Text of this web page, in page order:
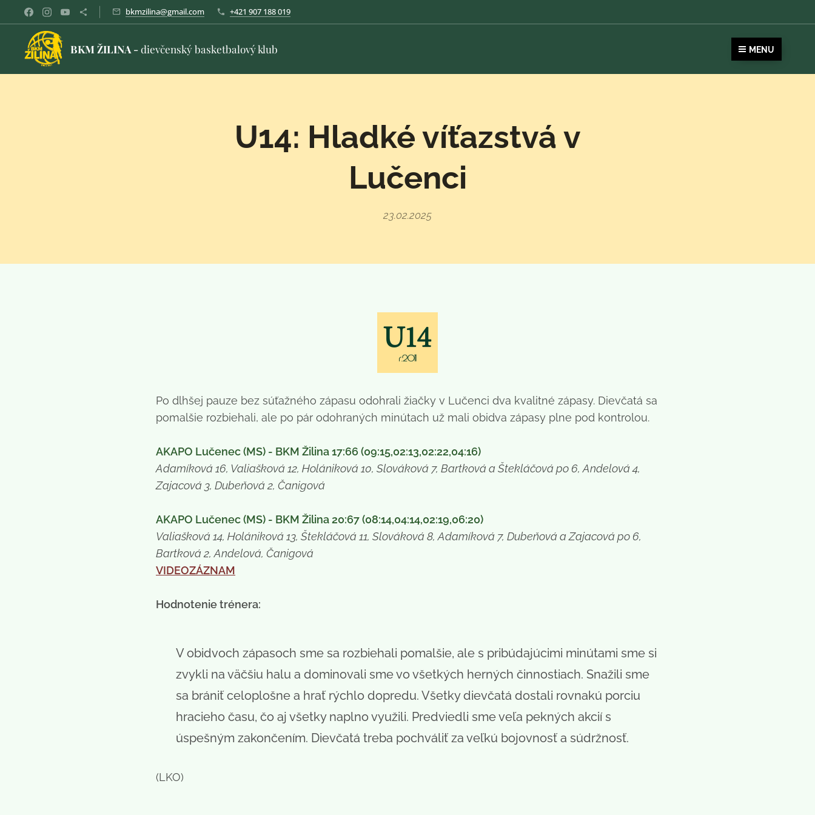
bkmzilina@gmail.com +421 907 188 019
BKM ŽILINA -dievčenský basketbalový klub MENU
U14: Hladké víťazstvá v
Lučenci
23.02.2025
Po dlhšej pauze bez súťažného zápasu odohrali žiačky v Lučenci dva kvalitné zápasy. Dievčatá sa
pomalšie rozbiehali, ale po pár odohraných minútach už mali obidva zápasy plne pod kontrolou.
AKAPO Lučenec (MS) - BKM Žilina 17:66 (09:15,02:13,02:22,04:16)
Adamíková 16, Valiašková 12, Holániková 10, Slováková 7, Bartková a Štekláčová po 6, Andelová 4,
Zajacová 3, Dubeňová 2, Čanigová
AKAPO Lučenec (MS) - BKM Žilina 20:67 (08:14,04:14,02:19,06:20)
Valiašková 14, Holániková 13, Štekláčová 11, Slováková 8, Adamíková 7, Dubeňová a Zajacová po 6,
Bartková 2, Andelová, Čanigová
VIDEOZÁZNAM
Hodnotenie trénera:
V obidvoch zápasoch sme sa rozbiehali pomalšie, ale s pribúdajúcimi minútami sme si
zvykli na väčšiu halu a dominovali sme vo všetkých herných činnostiach. Snažili sme
sa brániť celoplošne a hrať rýchlo dopredu. Všetky dievčatá dostali rovnakú porciu
hracieho času, čo aj všetky naplno využili. Predviedli sme veľa pekných akcií s
úspešným zakončením. Dievčatá treba pochváliť za veľkú bojovnosť a súdržnosť.
(LKO)